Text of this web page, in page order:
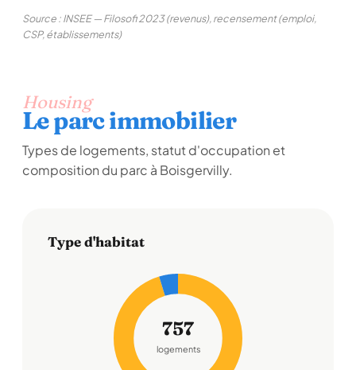
Source : INSEE — Filosofi 2023 (revenus), recensement (emploi,
CSP, établissements)
Housing
Le parc immobilier
Types de logements, statut d'occupation et
composition du parc à Boisgervilly.
Type d'habitat
757
logements